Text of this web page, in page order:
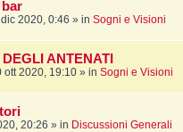
2020, 0:46 » in Sogni e Visioni
ANTENATI
ott 2020, 19:10 » in Sogni e Visioni
20:26 » in Discussioni Generali